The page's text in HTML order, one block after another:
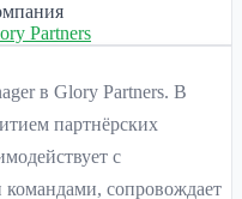
Partners
в Glory Partners. В
партнёрских
с
сопровождает